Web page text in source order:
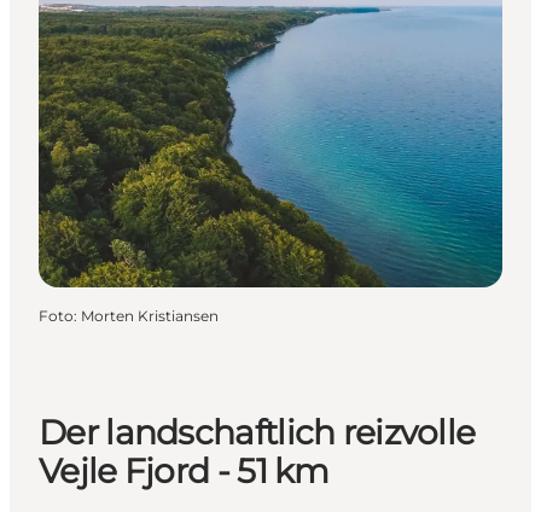
Foto: Morten Kristiansen
Der landschaftlich reizvolle
Vejle Fjord - 51 km